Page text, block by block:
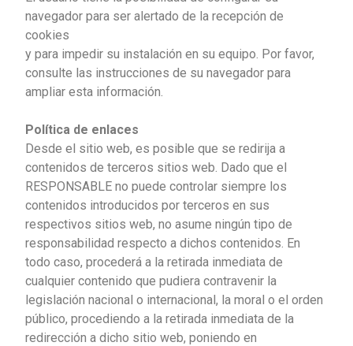
navegador para ser alertado de la recepción de
cookies
y para impedir su instalación en su equipo. Por favor,
consulte las instrucciones de su navegador para
ampliar esta información.
Política de enlaces
Desde el sitio web, es posible que se redirija a
contenidos de terceros sitios web. Dado que el
RESPONSABLE no puede controlar siempre los
contenidos introducidos por terceros en sus
respectivos sitios web, no asume ningún tipo de
responsabilidad respecto a dichos contenidos. En
todo caso, procederá a la retirada inmediata de
cualquier contenido que pudiera contravenir la
legislación nacional o internacional, la moral o el orden
público, procediendo a la retirada inmediata de la
redirección a dicho sitio web, poniendo en